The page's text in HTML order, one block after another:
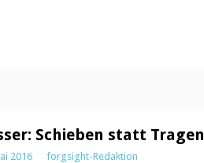
Schieben statt Tragen
2016 forgsight-Redaktion